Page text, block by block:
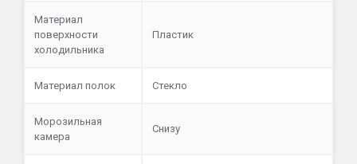
Материал
поверхности
холодильника
Пластик
Материал полок Стекло
Морозильная
камера
Снизу